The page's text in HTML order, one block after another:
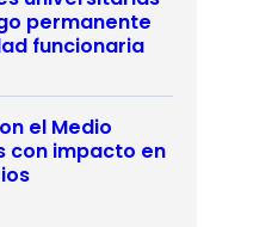
permanente
funcionaria
el Medio
con impacto en